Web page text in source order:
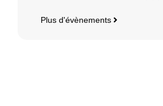
Plus d'évènements